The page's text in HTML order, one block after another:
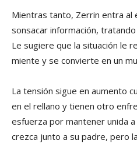
Mientras tanto, Zerrin entra al
sonsacar información,
Le sugiere que la situación le
miente y se convierte en un
La tensión sigue en aumento
en el rellano y tienen otro
esfuerza por mantener unida
crezca junto a su padre, pero